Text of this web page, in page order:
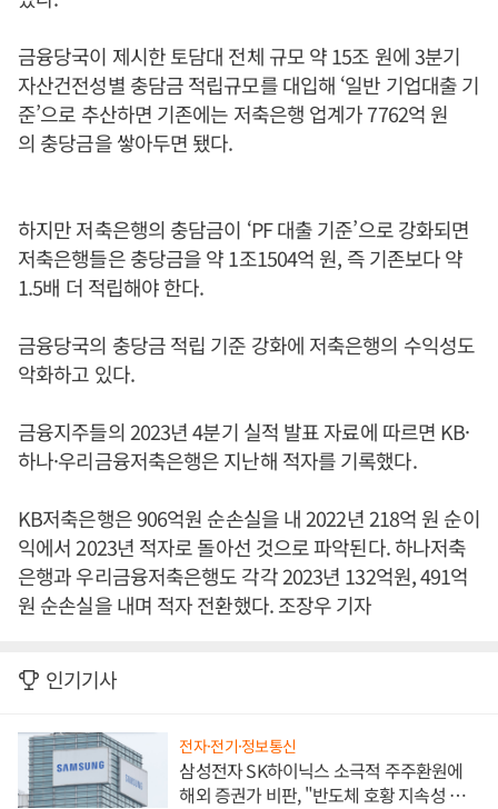
금융당국이 제시한 토담대 전체 규모 약 15조 원에 3분기
자산건전성별 충담금 적립규모를 대입해 ‘일반 기업대출 기
준’으로 추산하면 기존에는 저축은행 업계가 7762억 원
의 충당금을 쌓아두면 됐다.
하지만 저축은행의 충담금이 ‘PF 대출 기준’으로 강화되면
저축은행들은 충당금을 약 1조1504억 원, 즉 기존보다 약
1.5배 더 적립해야 한다.
금융당국의 충당금 적립 기준 강화에 저축은행의 수익성도
악화하고 있다.
금융지주들의 2023년 4분기 실적 발표 자료에 따르면 KB·
하나·우리금융저축은행은 지난해 적자를 기록했다.
KB저축은행은 906억원 순손실을 내 2022년 218억 원 순이
익에서 2023년 적자로 돌아선 것으로 파악된다. 하나저축
은행과 우리금융저축은행도 각각 2023년 132억원, 491억
원 순손실을 내며 적자 전환했다. 조장우 기자
인기기사
전자·전기·정보통신
삼성전자 SK하이닉스 소극적 주주환원에
해외 증권가 비판, "반도체 호황 지속성 의